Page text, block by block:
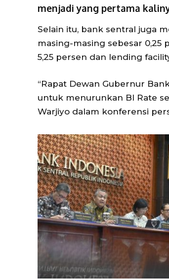
menjadi yang pertama
Selain itu, bank sentral juga
masing-masing sebesar 0,25
5,25 persen dan lending
“Rapat Dewan Gubernur
untuk menurunkan BI Rate
Warjiyo dalam konferensi